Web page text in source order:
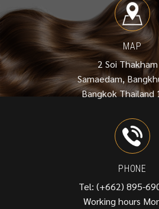
MAP
2 Soi
Samaedam,
Bangkok Thailand
PHONE
Tel: (+662) 895-
Working hours